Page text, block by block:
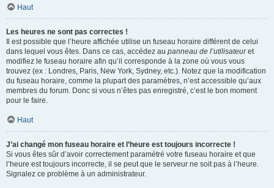
Haut
Les heures ne sont pas correctes !
Il est possible que l’heure affichée utilise un fuseau horaire différent de celui
dans lequel vous êtes. Dans ce cas, accédez au panneau de l’utilisateuret
modifiez le fuseau horaire afin qu’il corresponde à la zone où vous vous
trouvez (ex : Londres, Paris, New York, Sydney, etc.). Notez que la modification
du fuseau horaire, comme la plupart des paramètres, n’est accessible qu’aux
membres du forum. Donc si vous n’êtes pas enregistré, c’est le bon moment
pour le faire.
Haut
J’ai changé mon fuseau horaire et l’heure est toujours incorrecte !
Si vous êtes sûr d’avoir correctement paramétré votre fuseau horaire et que
l’heure est toujours incorrecte, il se peut que le serveur ne soit pas à l’heure.
Signalez ce problème à un administrateur.